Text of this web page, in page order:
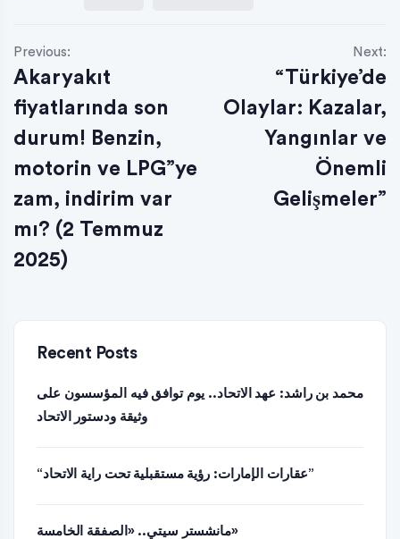
Previous:
Akaryakıt
fiyatlarında son
durum! Benzin,
motorin ve LPG”ye
zam, indirim var
mı? (2 Temmuz
2025)
Next:
“Türkiye’de
Olaylar: Kazalar,
Yangınlar ve
Önemli
Gelişmeler”
Recent Posts
محمد بن راشد: عهد الاتحاد.. يوم توافق فيه المؤسسون على
وثيقة ودستور الاتحاد
“عقارات الإمارات: رؤية مستقبلية تحت راية الاتحاد”
مانشستر سيتي.. «الصفقة الخامسة»